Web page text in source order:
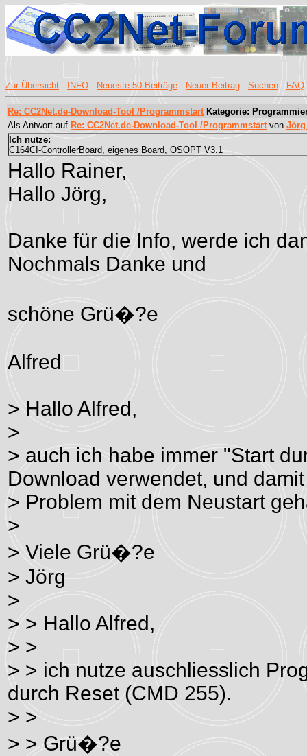
Zur Übersicht - INFO - Neueste 50 Beiträge - Neuer Beitrag - Suchen - FAQ
Re: CC2Net.de-Download-Tool /ProgrammstartKategorie:
Als Antwort auf Re: CC2Net.de-Download-Tool /Programmstartvon Jörg
Ich nutze:
C164CI-ControllerBoard, eigenes Board, OSOPT V3.1
Hallo Rainer,
Hallo Jörg,
Danke für die Info, werde ich
Nochmals Danke und
schöne Grü�?e
Alfred
> Hallo Alfred,
>
> auch ich habe immer "Start
Download verwendet, und
> Problem mit dem Neustart
>
> Viele Grü�?e
> Jörg
>
> > Hallo Alfred,
> >
> > ich nutze auschliesslich
durch Reset (CMD 255).
> >
> > Grü�?e